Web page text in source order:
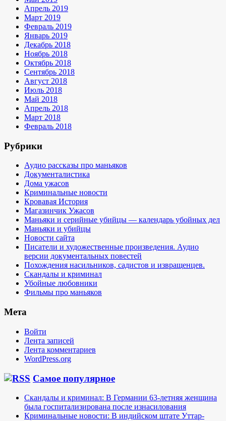
Апрель 2019
Март 2019
Февраль 2019
Январь 2019
Декабрь 2018
Ноябрь 2018
Октябрь 2018
Сентябрь 2018
Август 2018
Июль 2018
Май 2018
Апрель 2018
Март 2018
Февраль 2018
Рубрики
Аудио рассказы про маньяков
Документалистика
Дома ужасов
Криминальные новости
Кровавая История
Магазинчик Ужасов
Маньяки и серийные убийцы — календарь убойных дел
Маньяки и убийцы
Новости сайта
Писатели и художественные произведения. Аудио
версии документальных повестей
Похождения насильников, садистов и извращенцев.
Скандалы и криминал
Убойные любовники
Фильмы про маньяков
Мета
Войти
Лента записей
Лента комментариев
WordPress.org
Самое популярное
Скандалы и криминал: В Германии 63-летняя женщина
была госпитализирована после изнасилования
Криминальные новости: В индийском штате Уттар-